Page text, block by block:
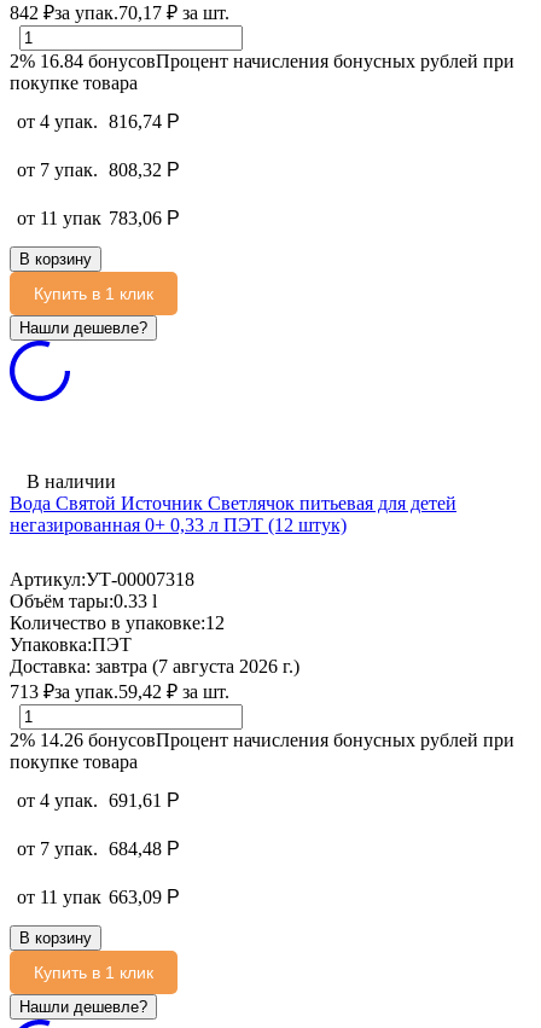
842 ₽за упак.70,17 ₽ за шт.
2% 16.84 бонусовПроцент начисления бонусных рублей при
покупке товара
от 4 упак. 816,74 Р
от 7 упак. 808,32 Р
от 11 упак 783,06 Р
В корзину
Купить в 1 клик
В наличии
Вода Святой Источник Светлячок питьевая для детей
негазированная 0+ 0,33 л ПЭТ (12 штук)
Артикул:УТ-00007318
Объём тары:0.33 l
Количество в упаковке:12
Упаковка:ПЭТ
Доставка: завтра (7 августа 2026 г.)
713 ₽за упак.59,42 ₽ за шт.
2% 14.26 бонусовПроцент начисления бонусных рублей при
покупке товара
от 4 упак. 691,61 Р
от 7 упак. 684,48 Р
от 11 упак 663,09 Р
В корзину
Купить в 1 клик